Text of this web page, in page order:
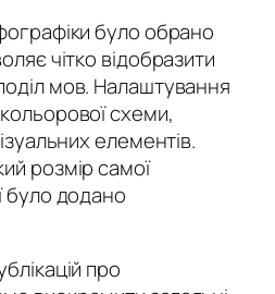
було обрано
чітко відобразити
мов. Налаштування
схеми,
елементів.
розмір самої
було додано
про